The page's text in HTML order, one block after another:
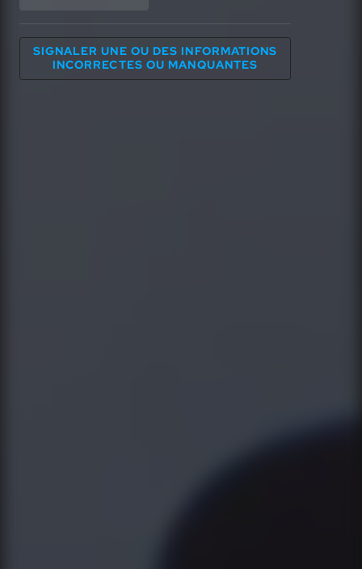
SIGNALER UNE OU DES INFORMATIONS
INCORRECTES OU MANQUANTES